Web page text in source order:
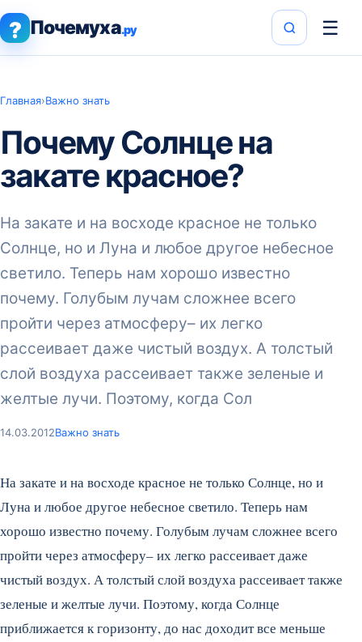
? Почемуха.ру ☰
Главная›Важно знать
Почему Солнце на
закате красное?
На закате и на восходе красное не только
Солнце, но и Луна и любое другое небесное
светило. Теперь нам хорошо известно
почему. Голубым лучам сложнее всего
пройти через атмосферу– их легко
рассеивает даже чистый воздух. А толстый
слой воздуха рассеивает также зеленые и
желтые лучи. Поэтому, когда Сол
14.03.2012Важно знать
На закате и на восходе красное не только Солнце, но и
Луна и любое другое небесное светило. Теперь нам
хорошо известно почему. Голубым лучам сложнее всего
пройти через атмосферу– их легко рассеивает даже
чистый воздух. А толстый слой воздуха рассеивает также
зеленые и желтые лучи. Поэтому, когда Солнце
приближается к горизонту, до нас доходит все меньше